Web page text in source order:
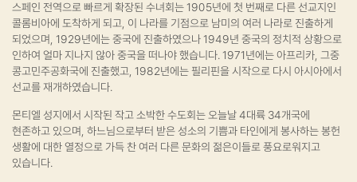
스페인 전역으로 빠르게 확장된 수녀회는 1905년에 첫 번째로 다른 선교지인
콜롬비아에 도착하게 되고, 이 나라를 기점으로 남미의 여러 나라로 진출하게
되었으며, 1929년에는 중국에 진출하였으나 1949년 중국의 정치적 상황으로
인하여 얼마 지나지 않아 중국을 떠나야 했습니다. 1971년에는 아프리카, 그중
콩고민주공화국에 진출했고, 1982년에는 필리핀을 시작으로 다시 아시아에서
선교를 재개하였습니다.
몬티엘 성지에서 시작된 작고 소박한 수도회는 오늘날 4대륙 34개국에
현존하고 있으며, 하느님으로부터 받은 성소의 기쁨과 타인에게 봉사하는 봉헌
생활에 대한 열정으로 가득 찬 여러 다른 문화의 젊은이들로 풍요로워지고
있습니다.